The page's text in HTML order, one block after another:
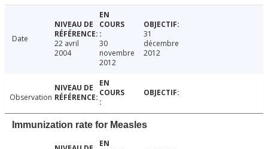
Date
22 avril
2004
30
novembre
2012
31
décembre
2012
Observation
Immunization rate for Measles